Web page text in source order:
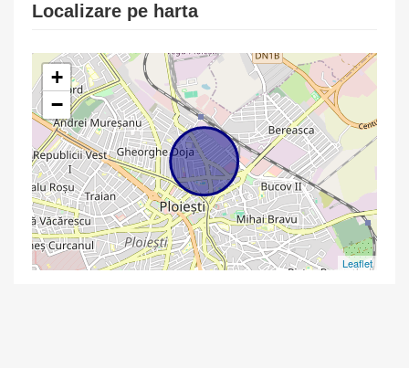
Localizare pe harta
+
−
Leaflet